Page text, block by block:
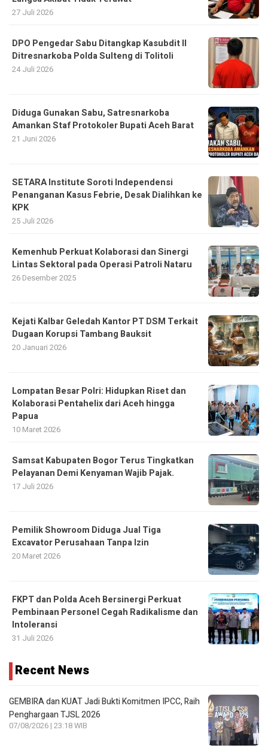
27 Juli 2026
DPO Pengedar Sabu Ditangkap Kasubdit II
Ditresnarkoba Polda Sulteng di Tolitoli
24 Juli 2026
Diduga Gunakan Sabu, Satresnarkoba
Amankan Staf Protokoler Bupati Aceh Barat
21 Juni 2026
SETARA Institute Soroti Independensi
Penanganan Kasus Febrie, Desak Dialihkan ke
KPK
25 Juli 2026
Kemenhub Perkuat Kolaborasi dan Sinergi
Lintas Sektoral pada Operasi Patroli Nataru
26 Desember 2025
Kejati Kalbar Geledah Kantor PT DSM Terkait
Dugaan Korupsi Tambang Bauksit
20 Januari 2026
Lompatan Besar Polri: Hidupkan Riset dan
Kolaborasi Pentahelix dari Aceh hingga
Papua
10 Maret 2026
Samsat Kabupaten Bogor Terus Tingkatkan
Pelayanan Demi Kenyaman Wajib Pajak.
17 Juli 2026
Pemilik Showroom Diduga Jual Tiga
Excavator Perusahaan Tanpa Izin
20 Maret 2026
FKPT dan Polda Aceh Bersinergi Perkuat
Pembinaan Personel Cegah Radikalisme dan
Intoleransi
31 Juli 2026
Recent News
GEMBIRA dan KUAT Jadi Bukti Komitmen IPCC, Raih
Penghargaan TJSL 2026
07/08/2026 | 23:18 WIB